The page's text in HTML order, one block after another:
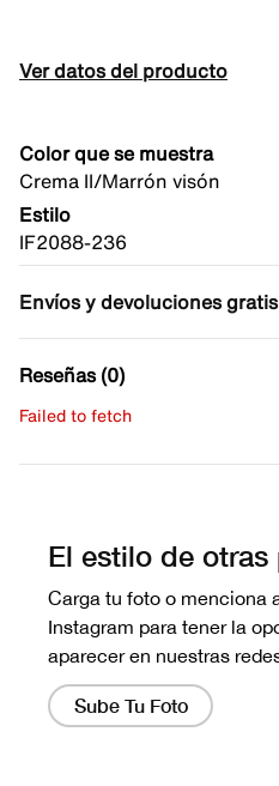
Ver datos del producto
Color que se muestra
Crema II/Marrón visón
Estilo
IF2088-236
Envíos y devoluciones gratis
Reseñas (0)
Failed to fetch